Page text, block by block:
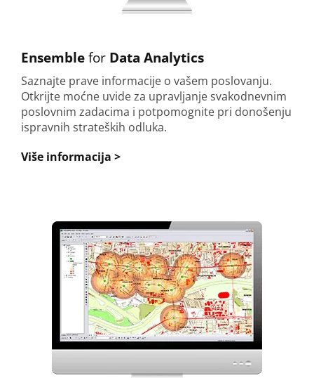
Ensemblefor Data Analytics
Saznajte prave informacije o vašem poslovanju.
Otkrijte moćne uvide za upravljanje svakodnevnim
poslovnim zadacima i potpomognite pri donošenju
ispravnih strateških odluka.
Više informacija >